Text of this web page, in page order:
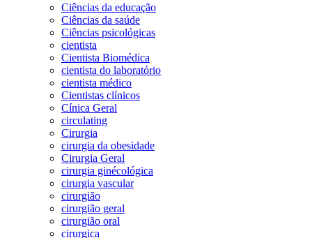
Ciências da educação
Ciências da saúde
Ciências psicológicas
cientista
Cientista Biomédica
cientista do laboratório
cientista médico
Cientistas clínicos
Cínica Geral
circulating
Cirurgia
cirurgia da obesidade
Cirurgia Geral
cirurgia ginécológica
cirurgia vascular
cirurgião
cirurgião geral
cirurgião oral
cirurgica